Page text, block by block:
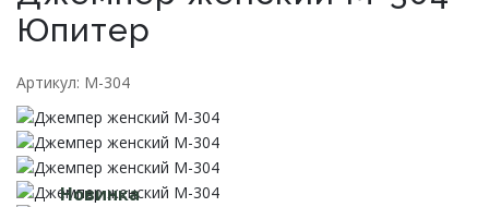
Новинки
Мужской Ассортимент
Детcкий трикотаж
Юпитер
Артикул: М-304
Новинка